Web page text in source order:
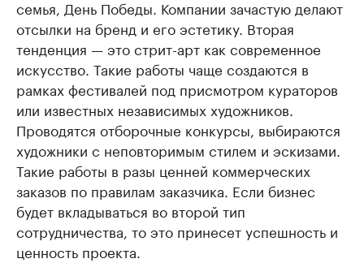
семья, День Победы. Компании зачастую делают
отсылки на бренд и его эстетику. Вторая
тенденция — это стрит-арт как современное
искусство. Такие работы чаще создаются в
рамках фестивалей под присмотром кураторов
или известных независимых художников.
Проводятся отборочные конкурсы, выбираются
художники с неповторимым стилем и эскизами.
Такие работы в разы ценней коммерческих
заказов по правилам заказчика. Если бизнес
будет вкладываться во второй тип
сотрудничества, то это принесет успешность и
ценность проекта.